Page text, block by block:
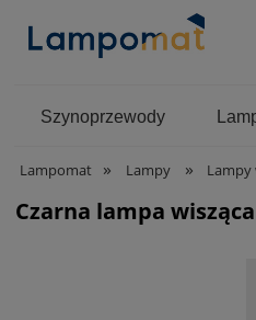
Szynoprzewody
Lampomat » Lampy » Lampy
Czarna lampa wisząca